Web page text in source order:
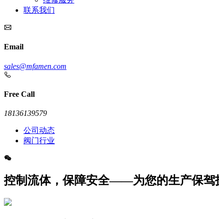
联系我们
Email
sales@mfamen.com
Free Call
18136139579
公司动态
阀门行业
控制流体，保障安全——为您的生产保驾